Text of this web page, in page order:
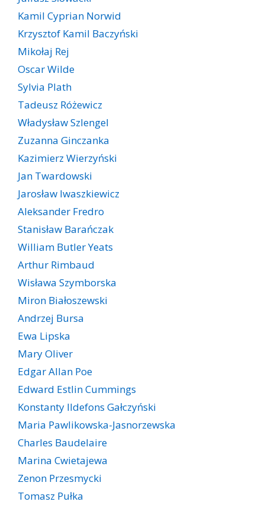
Kamil Cyprian Norwid
Krzysztof Kamil Baczyński
Mikołaj Rej
Oscar Wilde
Sylvia Plath
Tadeusz Różewicz
Władysław Szlengel
Zuzanna Ginczanka
Kazimierz Wierzyński
Jan Twardowski
Jarosław Iwaszkiewicz
Aleksander Fredro
Stanisław Barańczak
William Butler Yeats
Arthur Rimbaud
Wisława Szymborska
Miron Białoszewski
Andrzej Bursa
Ewa Lipska
Mary Oliver
Edgar Allan Poe
Edward Estlin Cummings
Konstanty Ildefons Gałczyński
Maria Pawlikowska-Jasnorzewska
Charles Baudelaire
Marina Cwietajewa
Zenon Przesmycki
Tomasz Pułka